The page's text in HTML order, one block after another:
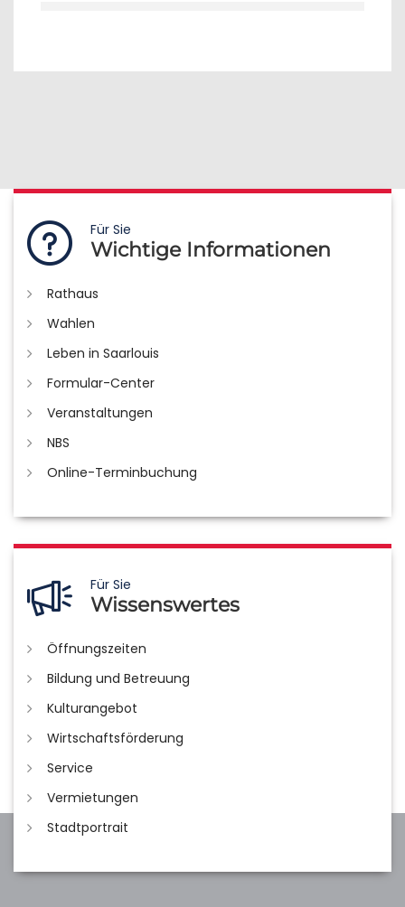
Für Sie
Wichtige Informationen
Rathaus
Wahlen
Leben in Saarlouis
Formular-Center
Veranstaltungen
NBS
Online-Terminbuchung
Für Sie
Wissenswertes
Öffnungszeiten
Bildung und Betreuung
Kulturangebot
Wirtschaftsförderung
Service
Vermietungen
Stadtportrait